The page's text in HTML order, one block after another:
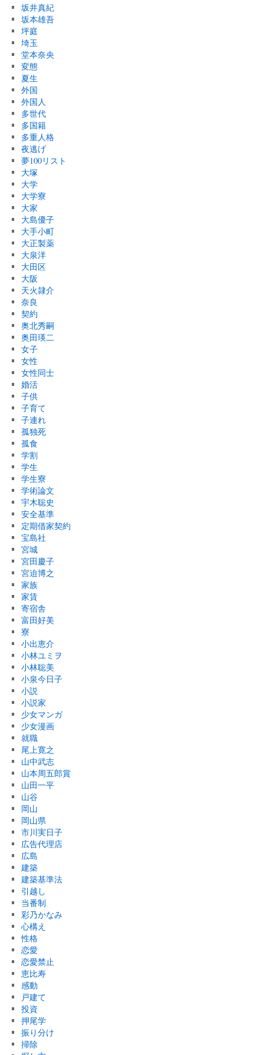
坂井真紀
坂本雄吾
坪庭
埼玉
堂本奈央
変態
夏生
外国
外国人
多世代
多国籍
多重人格
夜逃げ
夢100リスト
大塚
大学
大学寮
大家
大島優子
大手小町
大正製薬
大泉洋
大田区
大阪
天火隷介
奈良
契約
奥北秀嗣
奥田瑛二
女子
女性
女性同士
婚活
子供
子育て
子連れ
孤独死
孤食
学割
学生
学生寮
学術論文
宇木聡史
安全基準
定期借家契約
宝島社
宮城
宮田慶子
宮迫博之
家族
家賃
寄宿舎
富田好美
寮
小出恵介
小林ユミヲ
小林聡美
小泉今日子
小説
小説家
少女マンガ
少女漫画
就職
尾上寛之
山中武志
山本周五郎賞
山田一平
山谷
岡山
岡山県
市川実日子
広告代理店
広島
建築
建築基準法
引越し
当番制
彩乃かなみ
心構え
性格
恋愛
恋愛禁止
恵比寿
感動
戸建て
投資
押尾学
振り分け
掃除